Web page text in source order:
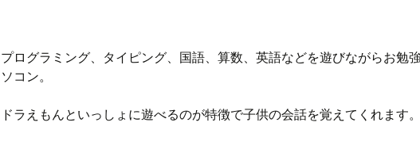
プログラミング、タイピング、国語、算数、英語などを遊びながらお勉
ソコン。
ドラえもんといっしょに遊べるのが特徴で子供の会話を覚えてくれます